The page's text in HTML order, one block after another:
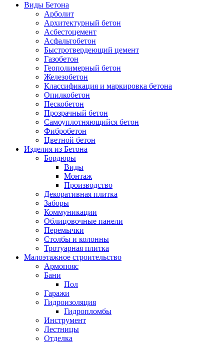
Виды Бетона
Арболит
Архитектурный бетон
Асбестоцемент
Асфальтобетон
Быстротвердеющий цемент
Газобетон
Геополимерный бетон
Железобетон
Классификация и маркировка бетона
Опилкобетон
Пескобетон
Прозрачный бетон
Самоуплотняющийся бетон
Фибробетон
Цветной бетон
Изделия из Бетона
Бордюры
Виды
Монтаж
Производство
Декоративная плитка
Заборы
Коммуникации
Облицовочные панели
Перемычки
Столбы и колонны
Тротуарная плитка
Малоэтажное строительство
Армопояс
Бани
Пол
Гаражи
Гидроизоляция
Гидропломбы
Инструмент
Лестницы
Отделка